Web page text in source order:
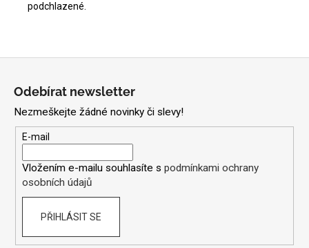
podchlazené.
Odebírat newsletter
Nezmeškejte žádné novinky či slevy!
E-mail
Vložením e-mailu souhlasíte s podmínkami ochrany
osobních údajů
PŘIHLÁSIT SE